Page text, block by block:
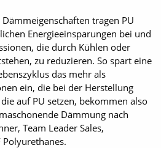
tragen PU
Energieeinsparungen bei und
die durch Kühlen oder
zu reduzieren. So spart eine
das mehr als
ein, die bei der Herstellung
auf PU setzen, bekommen also
Dämmung nach
Team Leader Sales,
Polyurethanes.